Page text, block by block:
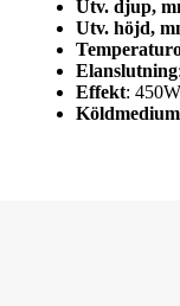
Utv. djup,
Utv. höjd,
Elanslutning
Effekt: 450W
Köldmedium